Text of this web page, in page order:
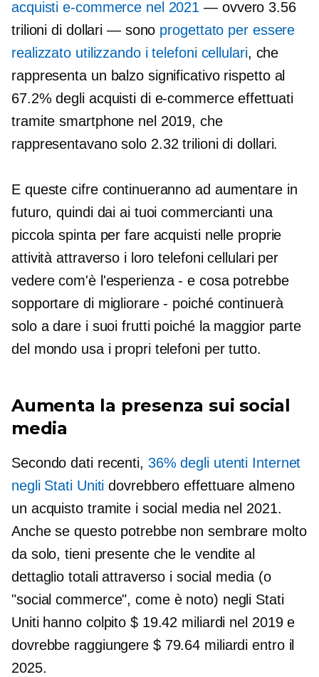
acquisti e-commerce nel 2021 — ovvero 3.56
trilioni di dollari — sono progettato per essere
realizzato utilizzando i telefoni cellulari, che
rappresenta un balzo significativo rispetto al
67.2% degli acquisti di e-commerce effettuati
tramite smartphone nel 2019, che
rappresentavano solo 2.32 trilioni di dollari.
E queste cifre continueranno ad aumentare in
futuro, quindi dai ai tuoi commercianti una
piccola spinta per fare acquisti nelle proprie
attività attraverso i loro telefoni cellulari per
vedere com'è l'esperienza - e cosa potrebbe
sopportare di migliorare - poiché continuerà
solo a dare i suoi frutti poiché la maggior parte
del mondo usa i propri telefoni per tutto.
Aumenta la presenza sui social
media
Secondo dati recenti, 36% degli utenti Internet
negli Stati Uniti dovrebbero effettuare almeno
un acquisto tramite i social media nel 2021.
Anche se questo potrebbe non sembrare molto
da solo, tieni presente che le vendite al
dettaglio totali attraverso i social media (o
"social commerce", come è noto) negli Stati
Uniti hanno colpito $ 19.42 miliardi nel 2019 e
dovrebbe raggiungere $ 79.64 miliardi entro il
2025.